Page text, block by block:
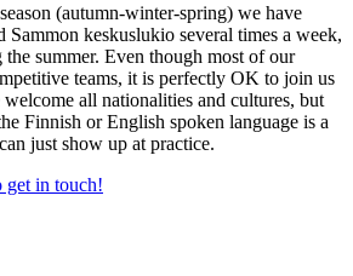
(autumn-winter-spring) we have
Sammon keskuslukio several times a week,
summer. Even though most of our
teams, it is perfectly OK to join us
all nationalities and cultures, but
Finnish or English spoken language is a
just show up at practice.
get in touch!